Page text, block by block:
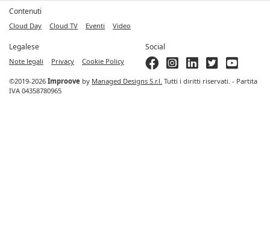
Contenuti
Cloud Day Cloud TV Eventi Video
Legalese
Note legali Privacy Cookie Policy
Social
©2019-2026 Improove by Managed Designs S.r.l. Tutti i diritti riservati. - Partita
IVA 04358780965